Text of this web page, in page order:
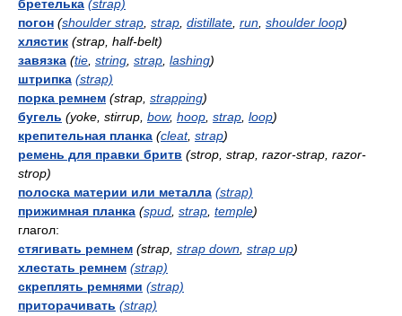
бретелька (strap)
погон (shoulder strap strap distillate run shoulder loop)
хлястик (strap, half-belt)
завязка (tie string strap lashing)
штрипка (strap)
порка ремнем (strap, strapping)
бугель (yoke, stirrup, bow, hoop strap loop)
крепительная планка (cleat, strap)
ремень для правки бритв (strop, strap, razor-strap, razor-
strop)
полоска материи или металла (strap)
прижимная планка (spud strap temple)
глагол:
стягивать ремнем (strap, strap down strap up)
хлестать ремнем (strap)
скреплять ремнями (strap)
приторачивать (strap)